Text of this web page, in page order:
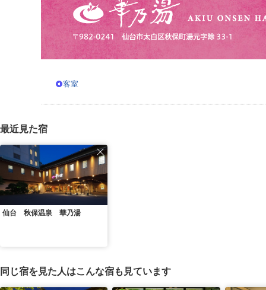
客室
最近見た宿
仙台 秋保温泉 華乃湯
同じ宿を見た人はこんな宿も見ています